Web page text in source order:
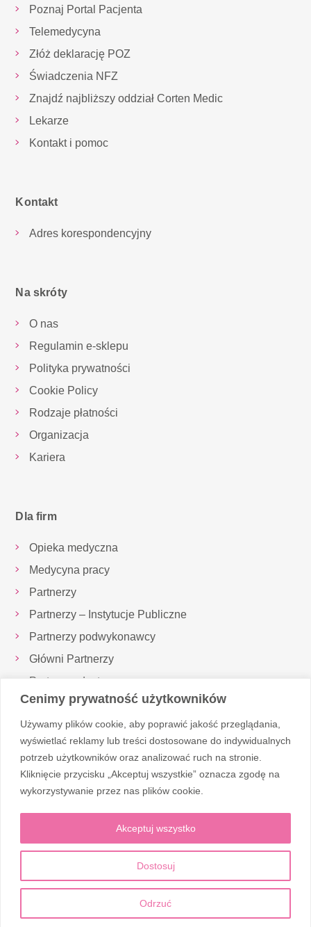
Cenimy prywatność użytkowników
Używamy plików cookie, aby poprawić jakość przeglądania,
wyświetlać reklamy lub treści dostosowane do indywidualnych
potrzeb użytkowników oraz analizować ruch na stronie.
Kliknięcie przycisku „Akceptuj wszystkie” oznacza zgodę na
wykorzystywanie przez nas plików cookie.
Dostosuj
Odrzuć
Akceptuj wszystko
Poznaj Portal Pacjenta
Telemedycyna
Złóż deklarację POZ
Świadczenia NFZ
Znajdź najbliższy oddział Corten Medic
Lekarze
Kontakt i pomoc
Kontakt
Adres korespondencyjny
Na skróty
O nas
Regulamin e-sklepu
Polityka prywatności
Cookie Policy
Rodzaje płatności
Organizacja
Kariera
Dla firm
Opieka medyczna
Medycyna pracy
Partnerzy
Partnerzy – Instytucje Publiczne
Partnerzy podwykonawcy
Główni Partnerzy
Partnerzy dostawcy
Inspektor Ochrony Danych
Realizowane projekty
© 2026 Corten Medic